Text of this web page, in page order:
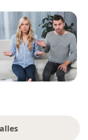
pacientes en
familia.
experiencia